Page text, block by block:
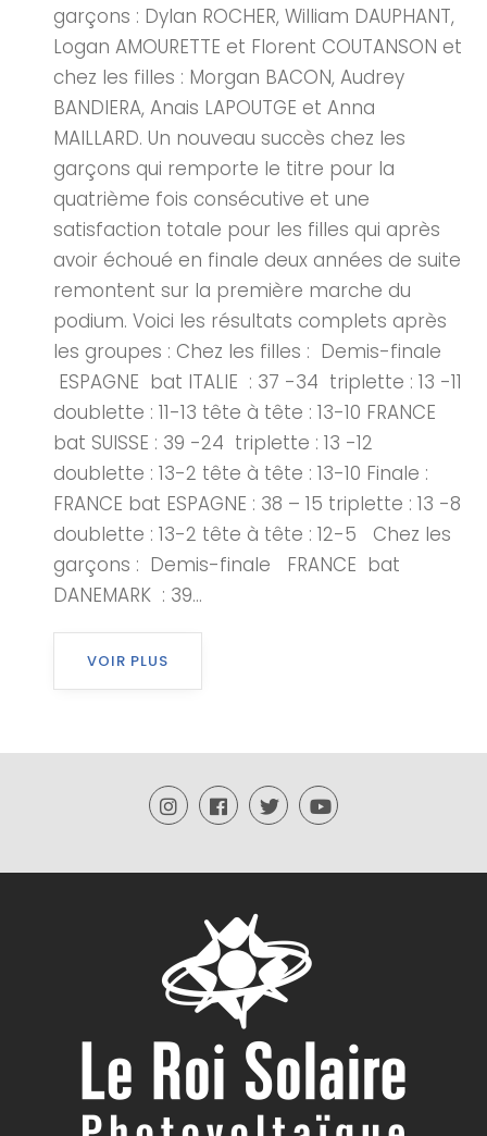
garçons : Dylan ROCHER, William DAUPHANT,
Logan AMOURETTE et Florent COUTANSON et
chez les filles : Morgan BACON, Audrey
BANDIERA, Anais LAPOUTGE et Anna
MAILLARD. Un nouveau succès chez les
garçons qui remporte le titre pour la
quatrième fois consécutive et une
satisfaction totale pour les filles qui après
avoir échoué en finale deux années de suite
remontent sur la première marche du
podium. Voici les résultats complets après
les groupes : Chez les filles : Demis-finale
ESPAGNE bat ITALIE : 37 -34 triplette : 13 -11
doublette : 11-13 tête à tête : 13-10 FRANCE
bat SUISSE : 39 -24 triplette : 13 -12
doublette : 13-2 tête à tête : 13-10 Finale :
FRANCE bat ESPAGNE : 38 – 15 triplette : 13 -8
doublette : 13-2 tête à tête : 12-5 Chez les
garçons : Demis-finale FRANCE bat
DANEMARK : 39...
VOIR PLUS